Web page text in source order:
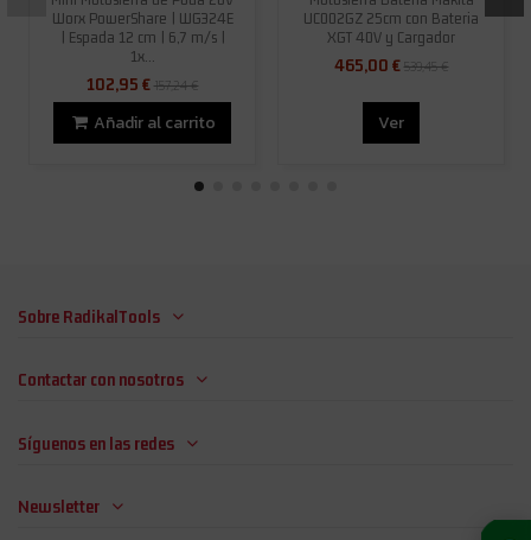
Worx PowerShare | WG324E
| Espada 12 cm | 6,7 m/s |
1x...
102,95 €157,24 €
Añadir al carrito
UC002GZ 25cm con Bateria
XGT 40V y Cargador
465,00 €539,45 €
Ver
Sobre RadikalTools
Contactar con nosotros
Síguenos en las redes
Newsletter